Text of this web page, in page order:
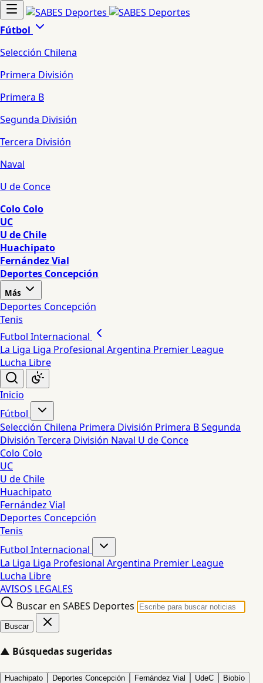
Fútbol
Selección Chilena
Primera División
Primera B
Segunda División
Tercera División
Naval
U de Conce
Colo Colo
UC
U de Chile
Huachipato
Fernández Vial
Deportes Concepción
Más
Deportes Concepción
Tenis
Futbol Internacional
La Liga Liga Profesional Argentina Premier League
Lucha Libre
Inicio
Fútbol
Selección Chilena Primera División Primera BSegunda
División Tercera División Naval U de Conce
Colo Colo
UC
U de Chile
Huachipato
Fernández Vial
Deportes Concepción
Tenis
Futbol Internacional
La Liga Liga Profesional Argentina Premier League
Lucha Libre
AVISOS LEGALES
Buscar en SABES Deportes
Buscar
▲ Búsquedas sugeridas
Huachipato Deportes Concepción Fernández Vial UdeC Biobío